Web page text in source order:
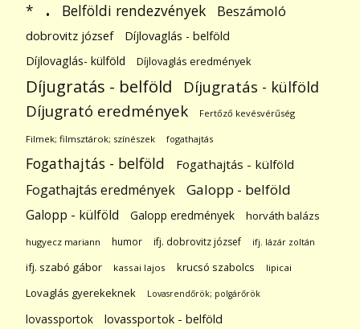
* . Belföldi rendezvények Beszámoló
dobrovitz józsef
Díjlovaglás - belföld
Díjlovaglás- külföld
Díjlovaglás eredmények
Díjugratás - belföld Díjugratás - külföld
Díjugrató eredmények Fertőző kevésvérűség
Filmek; filmsztárok; színészek fogathajtás
Fogathajtás - belföld Fogathajtás - külföld
Fogathajtás eredmények Galopp - belföld
Galopp - külföld Galopp eredmények horváth balázs
hugyecz mariann humor ifj. dobrovitz józsef ifj. lázár zoltán
ifj. szabó gábor kassai lajos krucsó szabolcs lipicai
Lovaglás gyerekeknek Lovasrendőrök; polgárőrök
lovassportok lovassportok - belföld